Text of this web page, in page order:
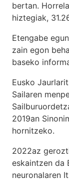
bertan.
hiztegiak,
Etengabe
zain egon
baseko
Eusko
Sailaren
2019an
hornitzeko.
2022az
eskaintzen da
neuronalaren